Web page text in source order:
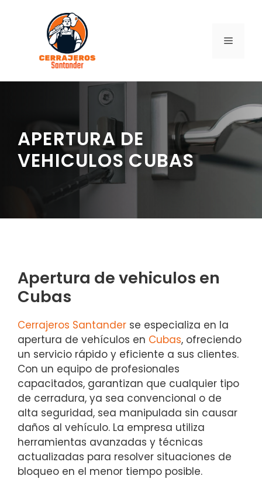
contenido
MENÚ
APERTURA DE
VEHICULOS CUBAS
Apertura de vehiculos en
Cubas
Cerrajeros Santander se especializa en la
apertura de vehículos en Cubas, ofreciendo
un servicio rápido y eficiente a sus clientes.
Con un equipo de profesionales
capacitados, garantizan que cualquier tipo
de cerradura, ya sea convencional o de
alta seguridad, sea manipulada sin causar
daños al vehículo. La empresa utiliza
herramientas avanzadas y técnicas
actualizadas para resolver situaciones de
bloqueo en el menor tiempo posible.